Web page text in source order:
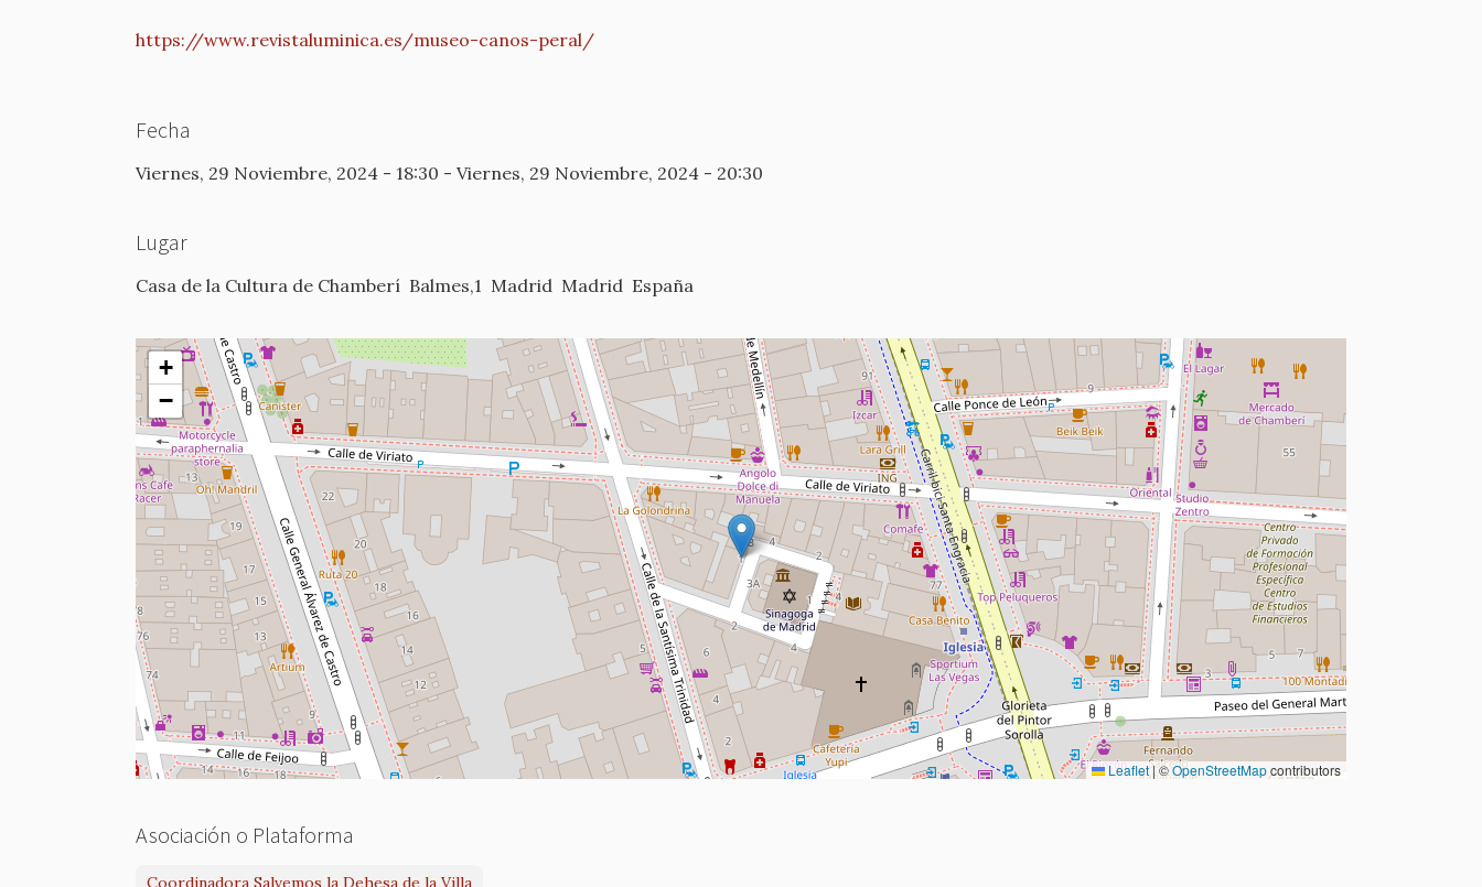
https://www.revistaluminica.es/museo-canos-peral/
Fecha
Viernes, 29 Noviembre, 2024 - 18:30 - Viernes, 29 Noviembre, 2024 - 20:30
Lugar
Casa de la Cultura de Chamberí Balmes,1 Madrid Madrid España
+
−
Leaflet|©OpenStreetMapcontributors
Asociación o Plataforma
Coordinadora Salvemos la Dehesa de la Villa